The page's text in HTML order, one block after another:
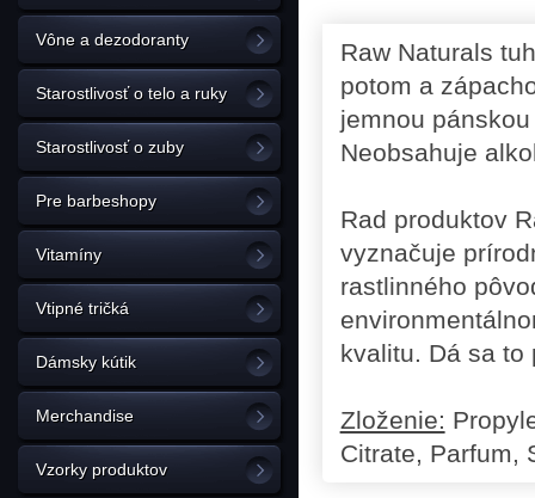
Vône a dezodoranty
Starostlivosť o telo a ruky
Starostlivosť o zuby
Pre barbeshopy
Vitamíny
Vtipné tričká
Dámsky kútik
Merchandise
Vzorky produktov
Raw Naturals
potom a
jemnou
Neobsahuje
Rad produktov
vyznačuje
rastlinného
kvalitu. Dá sa
Zloženie:
Citrate, Parfum,